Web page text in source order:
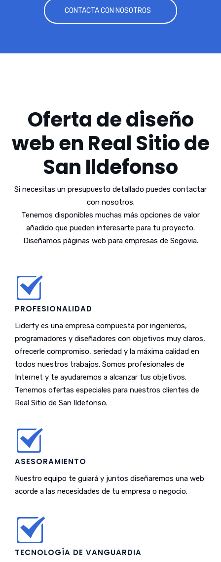
CONTACTA CON NOSOTROS
Oferta de diseño
web en Real Sitio de
San Ildefonso
Si necesitas un presupuesto detallado puedes contactar
con nosotros.
Tenemos disponibles muchas más opciones de valor
añadido que pueden interesarte para tu proyecto.
Diseñamos páginas web para empresas de Segovia.
PROFESIONALIDAD
Liderfy es una empresa compuesta por ingenieros,
programadores y diseñadores con objetivos muy claros,
ofrecerle compromiso, seriedad y la máxima calidad en
todos nuestros trabajos. Somos profesionales de
Internet y te ayudaremos a alcanzar tus objetivos.
Tenemos ofertas especiales para nuestros clientes de
Real Sitio de San Ildefonso.
ASESORAMIENTO
Nuestro equipo te guiará y juntos diseñaremos una web
acorde a las necesidades de tu empresa o negocio.
TECNOLOGÍA DE VANGUARDIA